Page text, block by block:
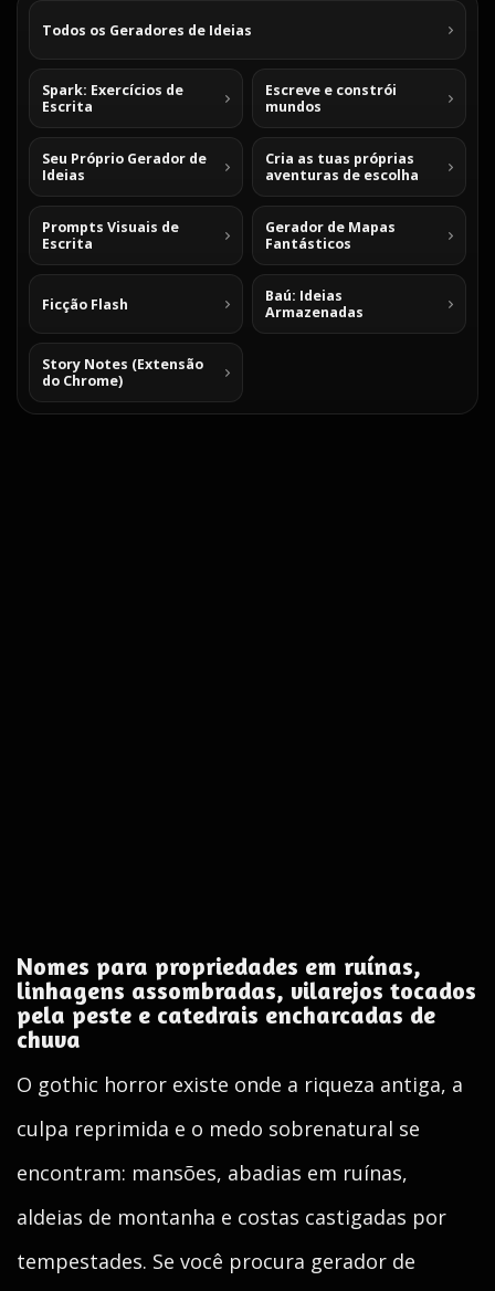
Todos os Geradores de Ideias
Spark: Exercícios de
Escrita
Escreve e constrói
mundos
Seu Próprio Gerador de
Ideias
Cria as tuas próprias
aventuras de escolha
Prompts Visuais de
Escrita
Gerador de Mapas
Fantásticos
Ficção Flash
Baú: Ideias
Armazenadas
Story Notes (Extensão
do Chrome)
Nomes para propriedades em ruínas,
linhagens assombradas, vilarejos tocados
pela peste e catedrais encharcadas de
chuva
O gothic horror existe onde a riqueza antiga, a
culpa reprimida e o medo sobrenatural se
encontram: mansões, abadias em ruínas,
aldeias de montanha e costas castigadas por
tempestades. Se você procura gerador de